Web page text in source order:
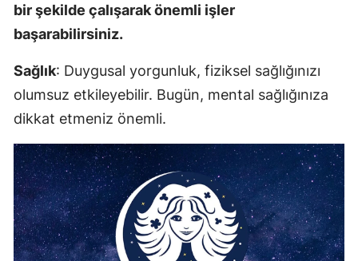
bir şekilde çalışarak önemli işler
başarabilirsiniz.
Sağlık: Duygusal yorgunluk, fiziksel sağlığınızı
olumsuz etkileyebilir. Bugün, mental sağlığınıza
dikkat etmeniz önemli.